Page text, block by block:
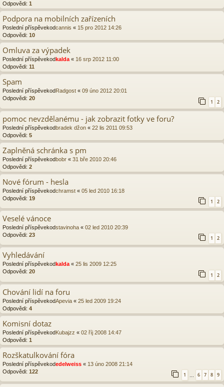
Odpovědi: 1
Podpora na mobilních zařízeních
Poslední příspěvekodcannis « 15 pro 2012 14:26
Odpovědi: 10
Omluva za výpadek
Poslední příspěvekod kalda « 16 srp 2012 11:00
Odpovědi: 11
Spam
Poslední příspěvekod Radgost « 09 úno 2012 20:01
Odpovědi: 20
1 2
pomoc nevzdělanému - jak zobrazit fotky ve foru?
Poslední příspěvekodbradek džon « 22 lis 2011 09:53
Odpovědi: 5
Zaplněná schránka s pm
Poslední příspěvekodbobr « 31 bře 2010 20:46
Odpovědi: 2
Nové fórum - hesla
Poslední příspěvekodchramst « 05 led 2010 16:18
Odpovědi: 19
1 2
Veselé vánoce
Poslední příspěvekodstavinoha « 02 led 2010 20:39
Odpovědi: 23
1 2
Vyhledávání
Poslední příspěvekod kalda « 25 lis 2009 12:25
Odpovědi: 20
1 2
Chování lidí na foru
Poslední příspěvekodApevia « 25 led 2009 19:24
Odpovědi: 4
Komisní dotaz
Poslední příspěvekodKubajzz « 02 říj 2008 14:47
Odpovědi: 1
Rozškatulkování fóra
Poslední příspěvekodedelweiss « 13 úno 2008 21:14
Odpovědi: 122
1 6 7 8 9